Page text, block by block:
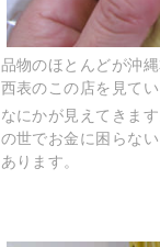
品物のほとんどが沖
西表のこの店を見て
なにかが見えてきま
の世でお金に困らな
あります。